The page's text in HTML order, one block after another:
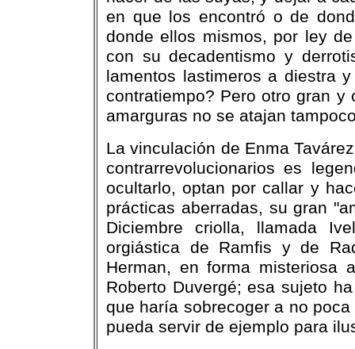
en que los encontró o de
donde ellos mismos, por ley
con su decadentismo y
lamentos lastimeros a diestra
contratiempo? Pero otro gran
amarguras no se atajan
La vinculación de Enma
contrarrevolucionarios es
ocultarlo, optan por callar y
prácticas aberradas, su gran
Diciembre criolla, llamada
orgiástica de Ramfis y de
Herman, en forma misteriosa
Roberto Duvergé; esa sujeto
que haría sobrecoger a no
pueda servir de ejemplo para